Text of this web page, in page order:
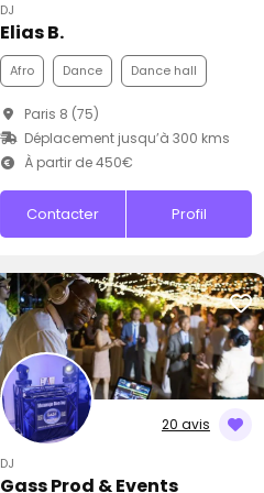
DJ
Elias B.
Afro Dance Dance hall
Paris 8 (75)
Déplacement jusqu’à 300 kms
À partir de 450€
Contacter Profil
20 avis
DJ
Gass Prod & Events